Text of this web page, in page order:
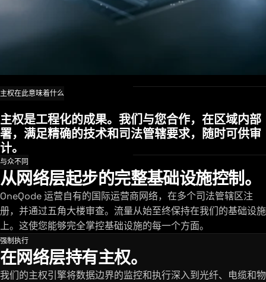
主权在此意味着什么
主权是工程化的成果。我们与您合作，在区域内
主权是工程化的成果。我们与您合作，在区域内部
署，满足精确的技术和司法管辖要求，随时可供审
计。
与众不同
从网络层起步的完整基础设施控制。
OneQode 运营自有的国际运营商网络，在多个司法管辖区注
册，并通过五角大楼审查。流量从始至终保持在我们的基础设施
上。这使您能够完全掌控基础设施的每一个方面。
强制执行
在网络层持有主权。
我们的主权引擎将数据边界的监控和执行深入到光纤、电缆和物